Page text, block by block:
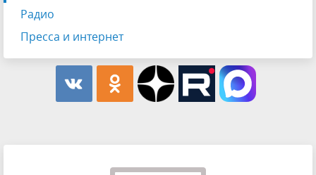
Радио
Пресса и интернет